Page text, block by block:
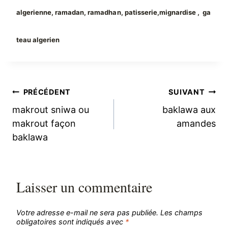
algerienne, ramadan, ramadhan, patisserie,mignardise , ga
teau algerien
Navigation
de
l’article
PRÉCÉDENT
makrout sniwa ou
makrout façon
baklawa
SUIVANT
baklawa aux
amandes
Laisser un commentaire
Votre adresse e-mail ne sera pas publiée. Les champs
obligatoires sont indiqués avec *